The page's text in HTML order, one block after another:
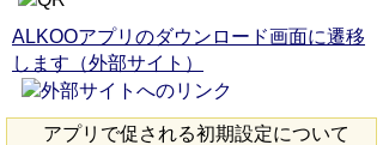
ALKOOアプリのダウンロード画面に遷移
します（外部サイト）
アプリで促される初期設定について